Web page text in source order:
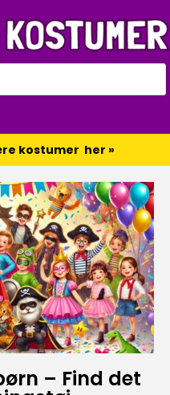
kostumer her »
– Find det